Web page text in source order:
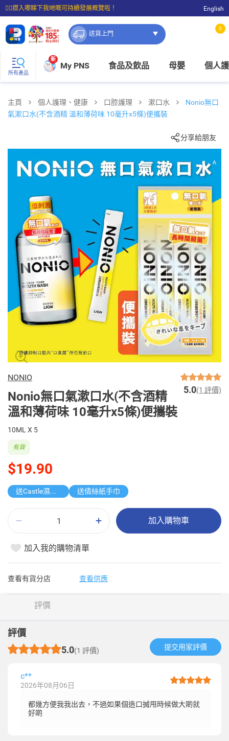
☝🏼㩒入嚟睇下我哋嘅可持續發展概覽啦！
⭐購物滿$399即享免費送貨；滿$100即可免費店取。
English
送貨上門
0
所有產品
新
My PNS 食品及飲品 母嬰 個人
主頁 個人護理、健康 口腔護理 漱口水
Nonio無口
氣漱口水(不含酒精 溫和薄荷味 10毫升x5條)便攜裝
分享給朋友
NONIO
Nonio無口氣漱口水(不含酒精
溫和薄荷味 10毫升x5條)便攜裝
5.0(1 評價)
10ML X 5
$19.90
有貨
送Castle濕紙巾 送倩絲紙手巾
加入購物車
加入我的購物清單
查看有貨分店 查看供應
評價
評價
5.0(1 評價) 提交用家評價​
c**
2026年08月06日
都幾方便我我出去，不過如果個造口搣甩時候做大啲就
好啲